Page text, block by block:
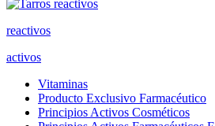
reactivos
activos
Vitaminas
Producto Exclusivo Farmacéutico
Principios Activos Cosméticos